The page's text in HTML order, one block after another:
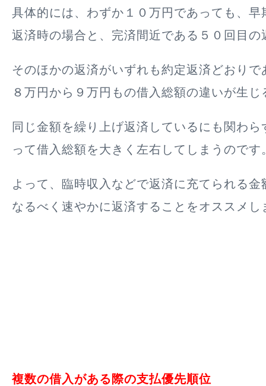
具体的には、わずか１０万円であっても、早
返済時の場合と、完済間近である５０回目の
そのほかの返済がいずれも約定返済どおりで
８万円から９万円もの借入総額の違いが生じ
同じ金額を繰り上げ返済しているにも関わ
って借入総額を大きく左右してしまうのです
よって、臨時収入などで返済に充てられる
なるべく速やかに返済することをオススメし
複数の借入がある際の支払優先順位